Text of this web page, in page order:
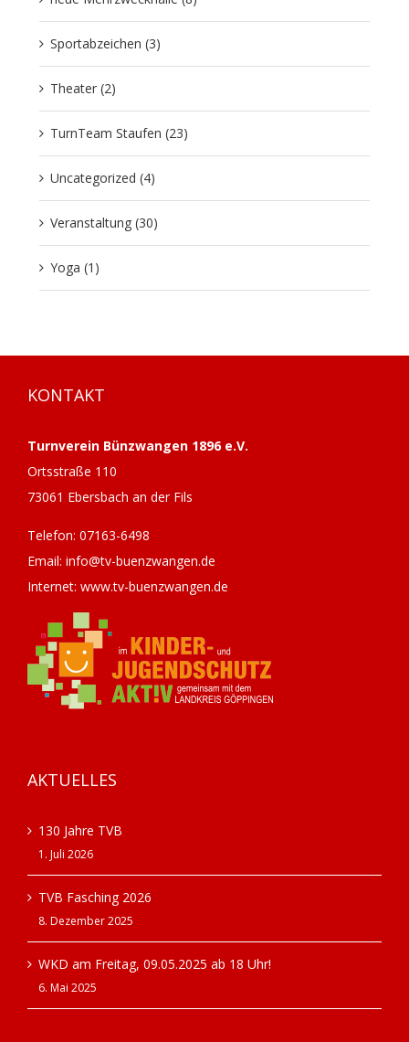
Sportabzeichen (3)
Theater (2)
TurnTeam Staufen (23)
Uncategorized (4)
Veranstaltung (30)
Yoga (1)
KONTAKT
Turnverein Bünzwangen 1896 e.V.
Ortsstraße 110
73061 Ebersbach an der Fils
Telefon: 07163-6498
Email: info@tv-buenzwangen.de
Internet: www.tv-buenzwangen.de
AKTUELLES
130 Jahre TVB
1. Juli 2026
TVB Fasching 2026
8. Dezember 2025
WKD am Freitag, 09.05.2025 ab 18 Uhr!
6. Mai 2025